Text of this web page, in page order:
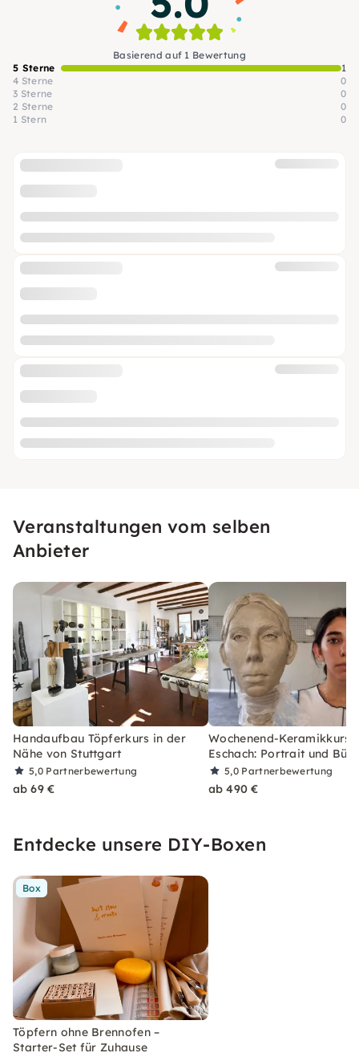
Basierend auf 1 Bewertung
5 Sterne
1
4 Sterne
0
3 Sterne
0
2 Sterne
0
1 Stern
0
Veranstaltungen vom selben
Anbieter
Handaufbau Töpferkurs in der
Nähe von Stuttgart
5,0 Partnerbewertung
ab 69 €
Wochenend-Keramikkurs
Eschach: Portrait und
5,0 Partnerbewertung
ab 490 €
Entdecke unsere DIY-Boxen
Box
Töpfern ohne Brennofen –
Starter-Set für Zuhause